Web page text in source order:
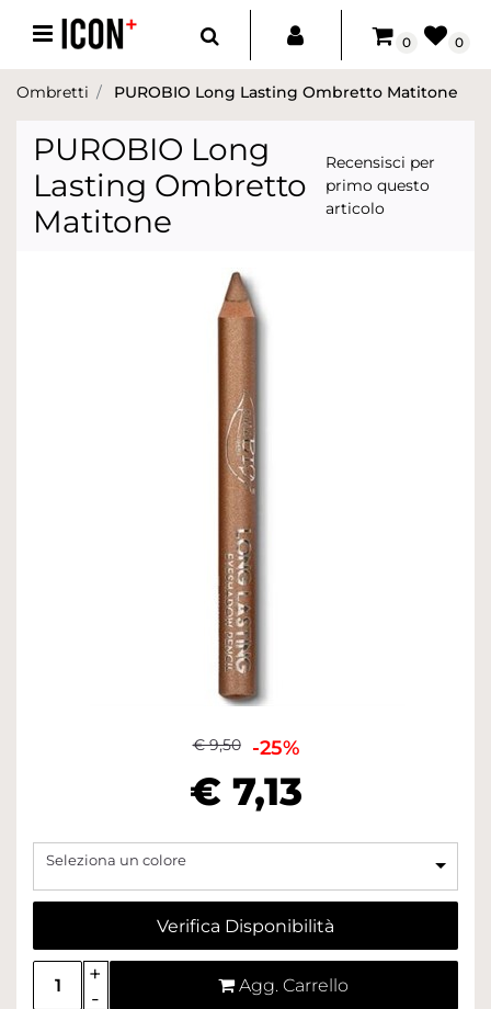
Open menu
0 0
Ombretti PUROBIO Long Lasting Ombretto Matitone
PUROBIO Long
Lasting Ombretto
Matitone
Recensisci per
primo questo
articolo
€ 9,50 -25%
€ 7,13
Seleziona un colore
Verifica Disponibilità
Quantità
Agg. Carrello